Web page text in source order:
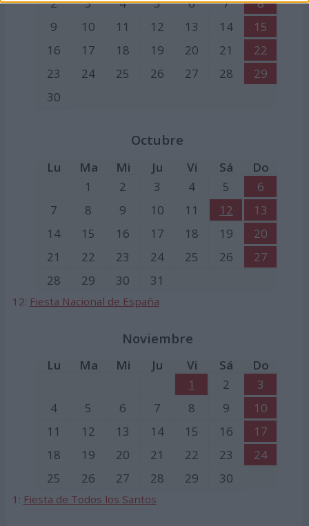
2
3 4 5 6 7
8
9
10 11 12 13 14
15
16
17 18 19 20 21
22
23
24 25 26 27 28
29
30
Octubre
Lu Ma Mi Ju Vi Sá
Do
1
2 3 4 5
6
7
8 9 10 11 12
13
14
15 16 17 18 19
20
21
22 23 24 25 26
27
28
29 30 31
12: Fiesta Nacional de España
Noviembre
Lu Ma Mi Ju Vi Sá
Do
1
2
3
4
5 6 7 8 9
10
11
12 13 14 15 16
17
18
19 20 21 22 23
24
25
26 27 28 29 30
1: Fiesta de Todos los Santos